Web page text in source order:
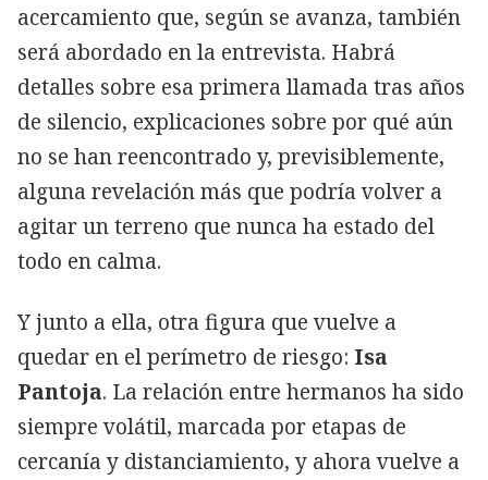
acercamiento que, según se avanza, también
será abordado en la entrevista. Habrá
detalles sobre esa primera llamada tras años
de silencio, explicaciones sobre por qué aún
no se han reencontrado y, previsiblemente,
alguna revelación más que podría volver a
agitar un terreno que nunca ha estado del
todo en calma.
Y junto a ella, otra figura que vuelve a
quedar en el perímetro de riesgo: Isa
Pantoja. La relación entre hermanos ha sido
siempre volátil, marcada por etapas de
cercanía y distanciamiento, y ahora vuelve a